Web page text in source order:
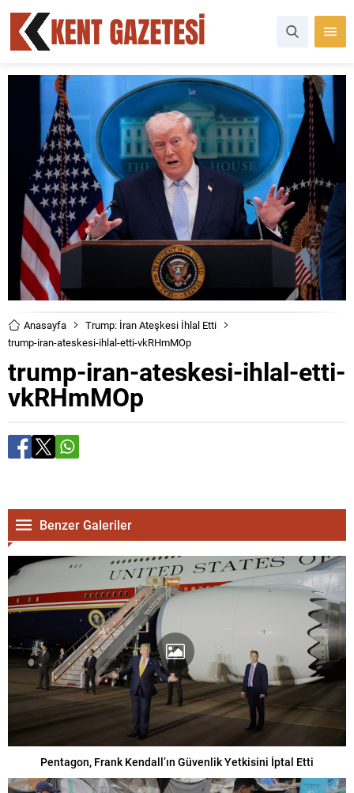
Anasayfa
Trump: İran Ateşkesi İhlal Etti
trump-iran-ateskesi-ihlal-etti-vkRHmMOp
trump-iran-ateskesi-ihlal-etti-
vkRHmMOp
Benzer Galeriler
Pentagon, Frank Kendall’ın Güvenlik Yetkisini İptal Etti